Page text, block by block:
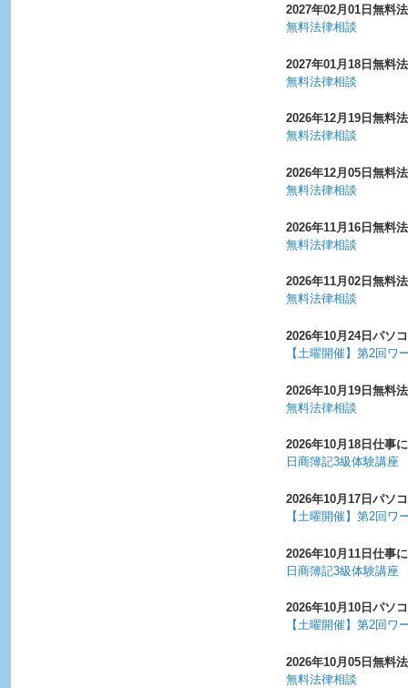
2027年02月01日 無料
無料法律相談
2027年01月18日無料
無料法律相談
2026年12月19日 無料
無料法律相談
2026年12月05日 無料
無料法律相談
2026年11月16日無料
無料法律相談
2026年11月02日 無料
無料法律相談
2026年10月24日 パソ
【土曜開催】第2回ワ
2026年10月19日無料
無料法律相談
2026年10月18日 仕事
日商簿記3級体験講座
2026年10月17日 パソ
【土曜開催】第2回ワ
2026年10月11日仕事
日商簿記3級体験講座
2026年10月10日 パソ
【土曜開催】第2回ワ
2026年10月05日 無料
無料法律相談